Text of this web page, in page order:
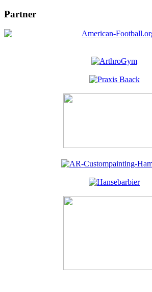
Partner